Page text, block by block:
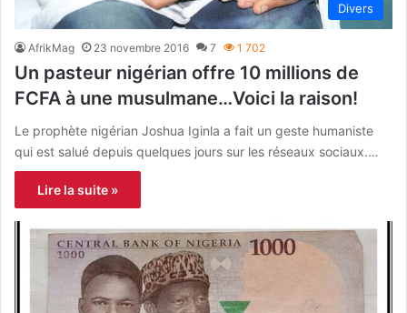
Divers
AfrikMag 23 novembre 2016 7 1 702
Un pasteur nigérian offre 10 millions de
FCFA à une musulmane…Voici la raison!
Le prophète nigérian Joshua Iginla a fait un geste humaniste
qui est salué depuis quelques jours sur les réseaux sociaux.…
Lire la suite »